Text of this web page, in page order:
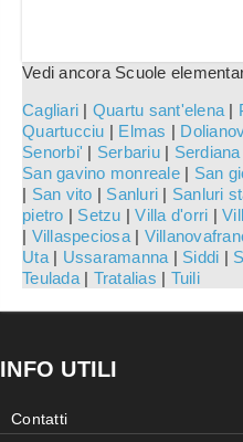
Vedi ancora Scuole
Cagliari | Quartu sant'elena |
Quartucciu | Elmas |
Senorbi' | Serbariu| Serdiana
San gavino monreale| San
| San vito | Sanluri | Sanluri
pietro | Setzu |Villa d'orri |
| Villaspeciosa|
Uta| Ussaramanna | Siddi |
Teulada| Tratalias | Tuili
INFO UTILI
Contatti